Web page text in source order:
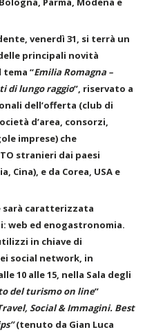
venerdì 31, si terrà un
principali novità
tema “Emilia Romagna –
di lungo raggio”, riservato a
dell’offerta (club di
d’area, consorzi,
imprese) che
stranieri dai paesi
Cina), e da Corea, USA e
sarà caratterizzata
web ed enogastronomia.
in chiave di
social network, in
10 alle 15, nella Sala degli
del turismo on line”
Social & Immagini. Best
(tenuto da Gian Luca